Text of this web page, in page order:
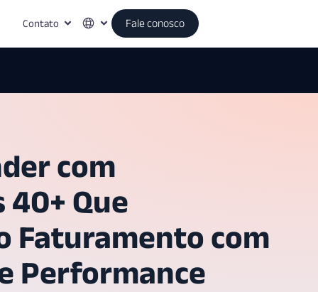
Contato Fale conosco
com
Que
Faturamento com
Performance